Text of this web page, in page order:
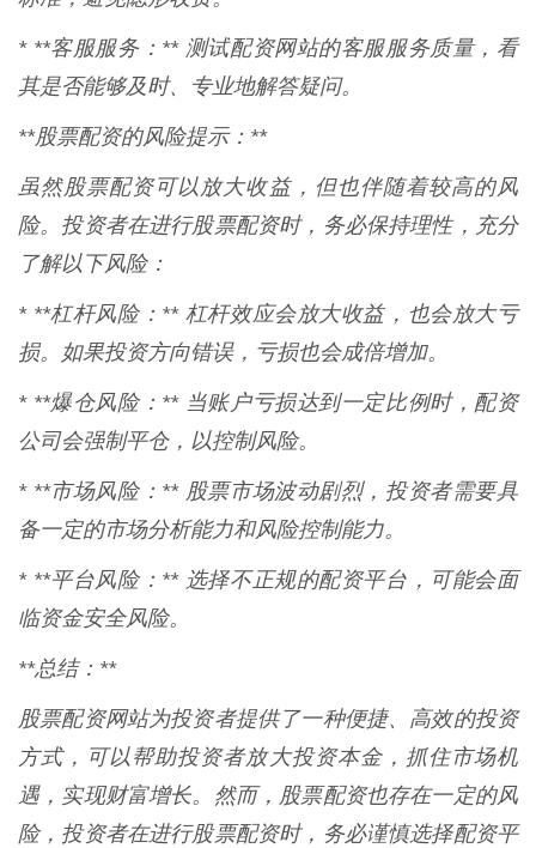
* **客服服务：** 测试配资网站的客服服务质量，看
其是否能够及时、专业地解答疑问。
**股票配资的风险提示：**
虽然股票配资可以放大收益，但也伴随着较高的风
险。投资者在进行股票配资时，务必保持理性，充分
了解以下风险：
* **杠杆风险：** 杠杆效应会放大收益，也会放大亏
损。如果投资方向错误，亏损也会成倍增加。
* **爆仓风险：** 当账户亏损达到一定比例时，配资
公司会强制平仓，以控制风险。
* **市场风险：** 股票市场波动剧烈，投资者需要具
备一定的市场分析能力和风险控制能力。
* **平台风险：** 选择不正规的配资平台，可能会面
临资金安全风险。
**总结：**
股票配资网站为投资者提供了一种便捷、高效的投资
方式，可以帮助投资者放大投资本金，抓住市场机
遇，实现财富增长。然而，股票配资也存在一定的风
险，投资者在进行股票配资时，务必谨慎选择配资平